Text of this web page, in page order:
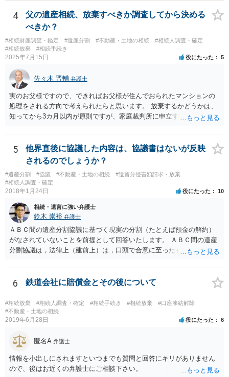
4
父の遺産相続、放棄すべきか調査してから決める
べきか？
#相続財産調査・鑑定 #遺産分割 #不動産・土地の相続
#相続人調査・確定
#相続放棄
#相続手続き
2025年7月15日 役にたった 5
佐々木 晋輔 弁護士
実のお父様ですので、できればお父様が住んでおられたマンションの
処理をされる方向で考えられたらと思います。 放棄するかどうかは、
知ってから3カ月以内が原則ですが、家庭裁判所に申立すれば3カ月の
放棄するかどうか決めることができます。 銀行やサラ金が数年も放置
することはありませんので、数年後に借金が発見される可能性はほぼ
ありません。 なお、私が扱った相続放棄を検討していた案件で、期間
伸長して調査したところ、サラ金に対する過払金など相当な財産が見
つかったため相続したという事例がありました。
5
他界直後に協議した内容は、協議書はないが反映
されるのでしょうか？
#遺産分割 #協議 #不動産・土地の相続
#遺留分侵害額請求・放棄
#相続人調査・確定
2018年1月24日 役にたった 10
相続・遺言に強い弁護士
鈴木 崇裕 弁護士
ＡＢＣ間の遺産分割協議に基づく現実の分割（たとえば預金の解約）
がなされていないことを前提として回答いたします。 ＡＢＣ間の遺産
分割協議は，法律上（建前上）は，口頭で合意に至ったものであって
ん。 また，不動産の名義を移転するためには，遺産分割協議書への署
名捺印を得る必要があります。 したがって，残念ながら，「ＡＢＣ間
の遺産分割協議が有効に成立している」という前提に基づく主張は困
難と思われます。 「ＡＢＣ間の遺産分割協議は未了のまま，ＡとＢが
死亡し，二次相続が発生した」という前提に基づいて協議を進める必
要があります。 もちろん，Ｃの立場としては，ＡＢＣ間の遺産分割協
人は応じない姿勢を示していることから，実現は困難だと思います。
しどころ）としては，譲歩することを甘受しなければならないかもし
れません。
6 鉄道会社に賠償金とその後について
#相続放棄 #相続人調査・確定 #相続手続き #相続放棄
#口座凍結解除
#不動産・土地の相続
2019年6月28日 役にたった 6
匿名A 弁護士
情報を小出しにされますといつまでも質問と回答にキリがありません
ので、後はお近くの弁護士にご相談下さい。